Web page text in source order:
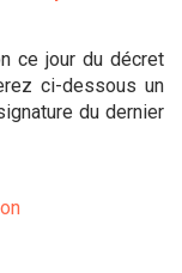
ce jour du décret
ci-dessous un
du dernier